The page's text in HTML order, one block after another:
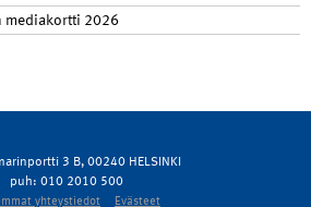
mediakortti 2026
3 B, 00240 HELSINKI
puh: 010 2010 500
yhteystiedot Evästeet